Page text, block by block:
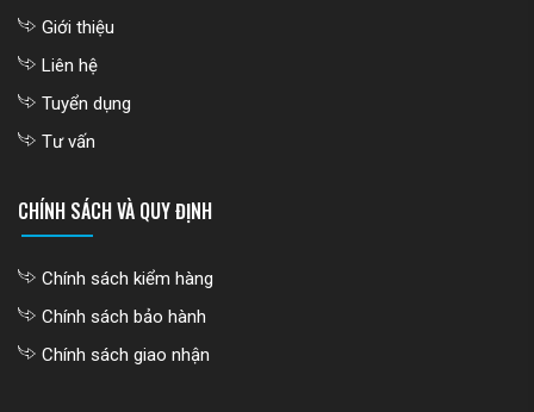
Giới thiệu
Liên hệ
Tuyển dụng
Tư vấn
CHÍNH SÁCH VÀ QUY ĐỊNH
Chính sách kiểm hàng
Chính sách bảo hành
Chính sách giao nhận